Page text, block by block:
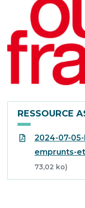
RESSOURCE
2024-07-
emprunts-
73,02 ko)